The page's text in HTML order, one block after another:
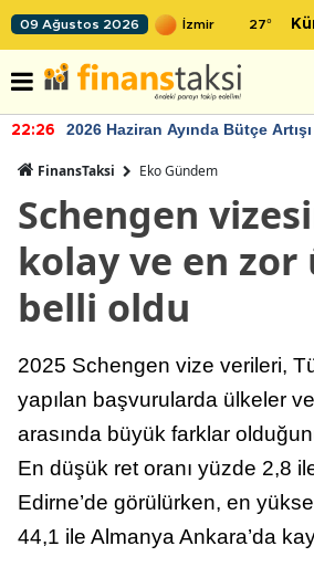
09 Ağustos 2026 27°
22:24 TCMB'nin rezervlerinde artan
FinansTaksi Eko Gündem
Schengen
kolay ve en
belli oldu
2025 Schengen vize verileri,
yapılan başvurularda ülkeler
arasında büyük farklar
En düşük ret oranı yüzde 2,8
Edirne’de görülürken, en
44,1 ile Almanya Ankara’da